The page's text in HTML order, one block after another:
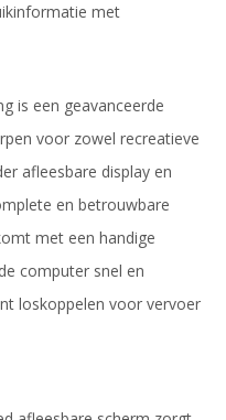
met
is een geavanceerde
voor zowel recreatieve
afleesbare display en
en betrouwbare
met een handige
computer snel en
loskoppelen voor vervoer